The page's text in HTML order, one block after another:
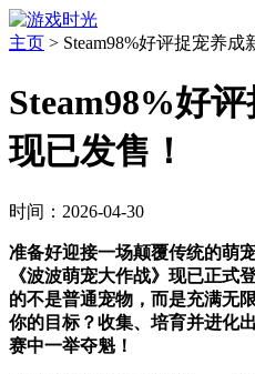
主页 > Steam98%好评捉宠养成
Steam98%好
现已发售！
时间：2026-04-30
准备好迎接一场颠覆传统的萌
《波波萌宠大作战》现已正式
的不是普通宠物，而是充满无
你的目标？收集、培育并进化
赛中一举夺魁！